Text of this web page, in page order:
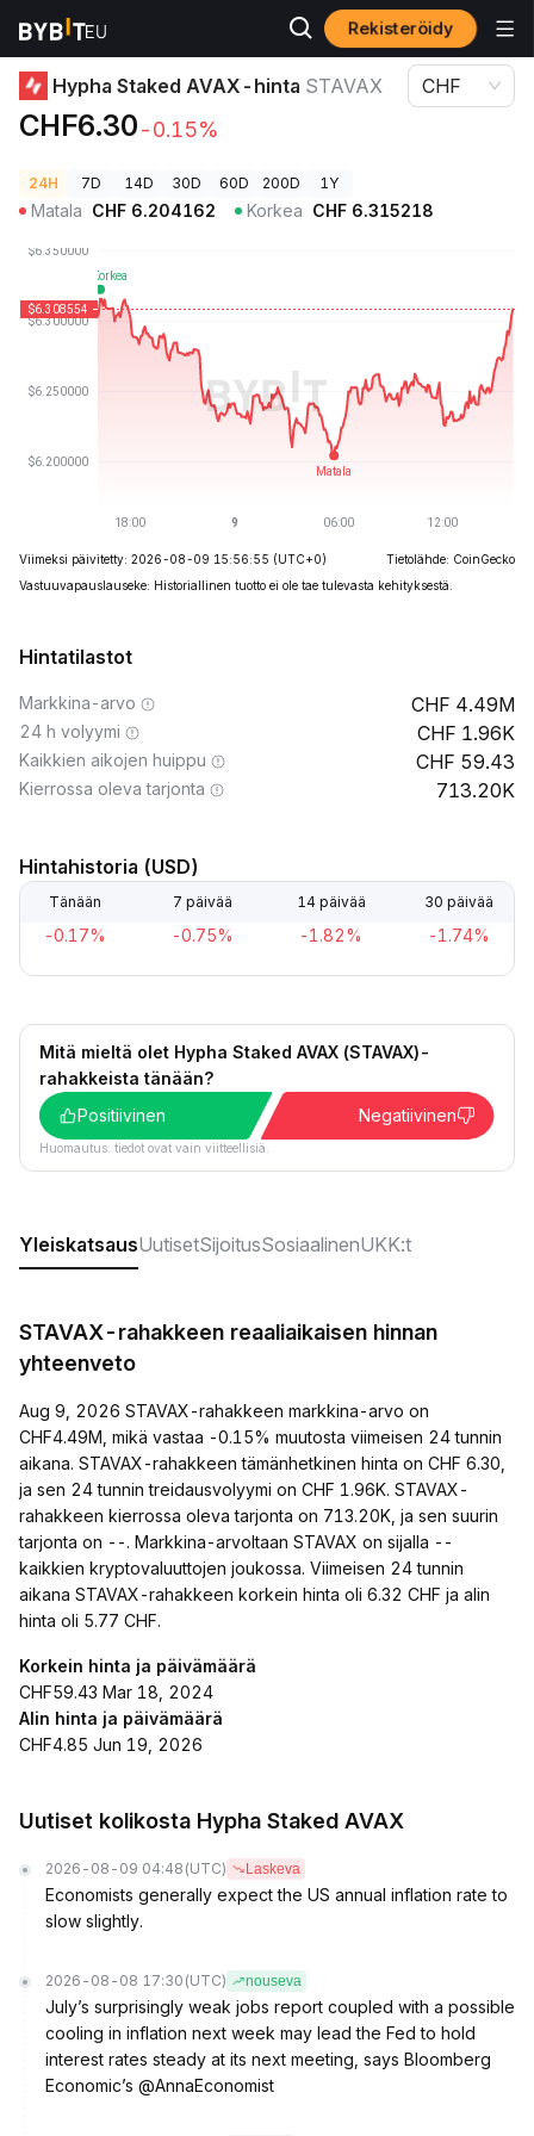
Rekisteröidy
Kryptohinnat Hypha Staked AVAX-hinta STAVAX
Hypha Staked AVAX-hinta STAVAX
CHF6.30-0.15%
CHF
24H 7D 14D 30D 60D 200D 1Y
Matala CHF 6.204162 Korkea CHF 6.315218
Viimeksi päivitetty: 2026-08-09 15:56:55 (UTC+0)
Tietolähde: CoinGecko
Vastuuvapauslauseke: Historiallinen tuotto ei ole tae tulevasta kehityksestä.
Hintatilastot
Markkina-arvo 4.49M
24 h volyymi 1.96K
Kaikkien aikojen huippu 59.43
Kierrossa oleva tarjonta 713.20K
Hintahistoria (USD)
Tänään 7 päivää 14 päivää 30 päivää
-0.17% -0.75% -1.82% -1.74%
Mitä mieltä olet Hypha Staked AVAX (STAVAX)-
rahakkeista tänään?
Positiivinen
Negatiivinen
Huomautus: tiedot ovat vain viitteellisiä.
YleiskatsausUutisetSijoitusSosiaalinenUKK:t
STAVAX-rahakkeen reaaliaikaisen hinnan
yhteenveto
Aug 9, 2026 STAVAX-rahakkeen markkina-arvo on
CHF4.49M, mikä vastaa -0.15% muutosta viimeisen 24 tunnin
aikana. STAVAX-rahakkeen tämänhetkinen hinta on CHF 6.30,
ja sen 24 tunnin treidausvolyymi on CHF 1.96K. STAVAX-
rahakkeen kierrossa oleva tarjonta on 713.20K, ja sen suurin
tarjonta on --. Markkina-arvoltaan STAVAX on sijalla --
kaikkien kryptovaluuttojen joukossa. Viimeisen 24 tunnin
aikana STAVAX-rahakkeen korkein hinta oli 6.32 CHF ja alin
hinta oli 5.77 CHF.
Korkein hinta ja päivämäärä
CHF59.43 Mar 18, 2024
Alin hinta ja päivämäärä
CHF4.85 Jun 19, 2026
Uutiset kolikosta Hypha Staked AVAX
2026-08-09 04:48 (UTC) Laskeva
Economists generally expect the US annual inflation rate to
slow slightly.
2026-08-08 17:30 (UTC) nouseva
July’s surprisingly weak jobs report coupled with a possible
cooling in inflation next week may lead the Fed to hold
interest rates steady at its next meeting, says Bloomberg
Economic’s @AnnaEconomist